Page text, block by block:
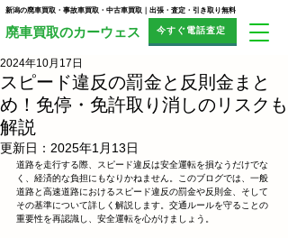
今すぐ電話査定
​廃車買取のカーウェス
新潟の廃車買取・事故車買取・中古車買取｜出張・査定・引き取り無料
スピード違反の罰金と反則金まと
め！免停・免許取り消しのリスクも
解説
2024年10月17日
更新日： 2025年1月13日
道路を走行する際、スピード違反は安全運転を損なうだけでな
く、経済的な負担にもなりかねません。このブログでは、一般
道路と高速道路におけるスピード違反の罰金や反則金、そして
その基準について詳しく解説します。交通ルールを守ることの
重要性を再認識し、安全運転を心がけましょう。